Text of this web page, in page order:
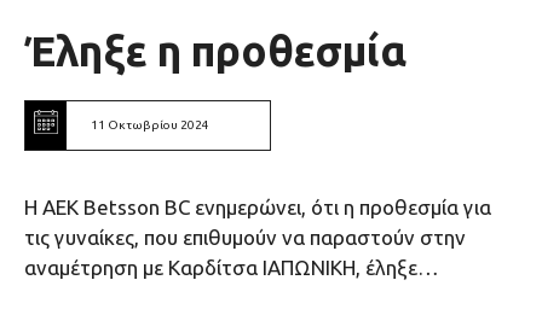
Έληξε η προθεσμία
11 Οκτωβρίου 2024
Η ΑΕΚ Βetsson BC ενημερώνει, ότι η προθεσμία για
τις γυναίκες, που επιθυμούν να παραστούν στην
αναμέτρηση με Καρδίτσα ΙΑΠΩΝΙΚΗ, έληξε…